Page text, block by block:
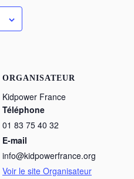
ORGANISATEUR
Kidpower France
Téléphone
01 83 75 40 32
E-mail
info@kidpowerfrance.org
Voir le site Organisateur